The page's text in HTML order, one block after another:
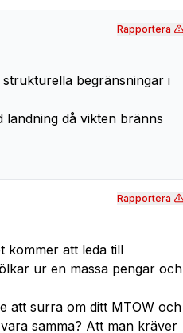
begränsningar i
då vikten bränns
Rapportera
kommer att leda till
ur en massa pengar och
att surra om ditt MTOW och
samma? Att man kräver
Rapportera